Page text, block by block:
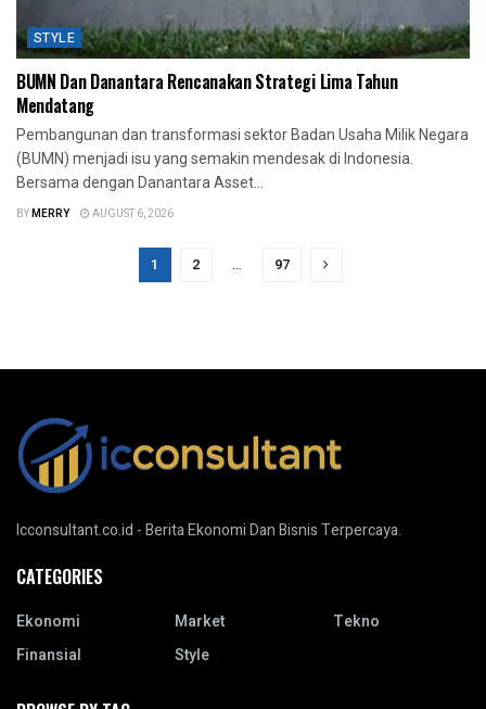
STYLE
BUMN Dan Danantara Rencanakan Strategi Lima Tahun
Mendatang
Pembangunan dan transformasi sektor Badan Usaha Milik Negara
(BUMN) menjadi isu yang semakin mendesak di Indonesia.
Bersama dengan Danantara Asset...
BYMERRY AUGUST 6, 2026
1 2 … 97
Icconsultant.co.id - Berita Ekonomi Dan Bisnis Terpercaya.
CATEGORIES
Ekonomi
Finansial
Market
Style
Tekno